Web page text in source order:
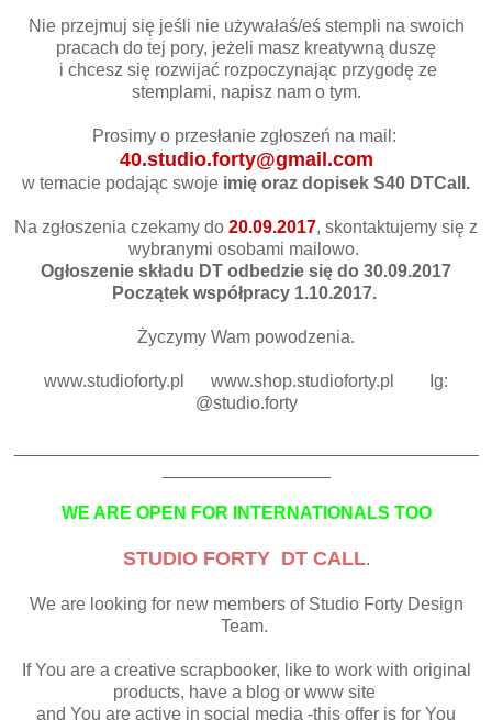
Nie przejmuj się jeśli nie używałaś/eś stempli na swoich
pracach do tej pory, jeżeli masz kreatywną duszę
i chcesz się rozwijać rozpoczynając przygodę ze
stemplami, napisz nam o tym.
Prosimy o przesłanie zgłoszeń na mail:
40.studio.forty@gmail.com
w temacie podając swoje imię oraz dopisek S40 DTCall.
Na zgłoszenia czekamy do 20.09.2017, skontaktujemy się z
wybranymi osobami mailowo.
Ogłoszenie składu DT odbedzie się do 30.09.2017
Początek współpracy 1.10.2017.
Życzymy Wam powodzenia.
www.studioforty.pl www.shop.studioforty.pl Ig:
@studio.forty
WE ARE OPEN FOR INTERNATIONALS TOO
STUDIO FORTY DT CALL.
We are looking for new members of Studio Forty Design
Team.
If You are a creative scrapbooker, like to work with original
products, have a blog or www site
and You are active in social media -this offer is for You